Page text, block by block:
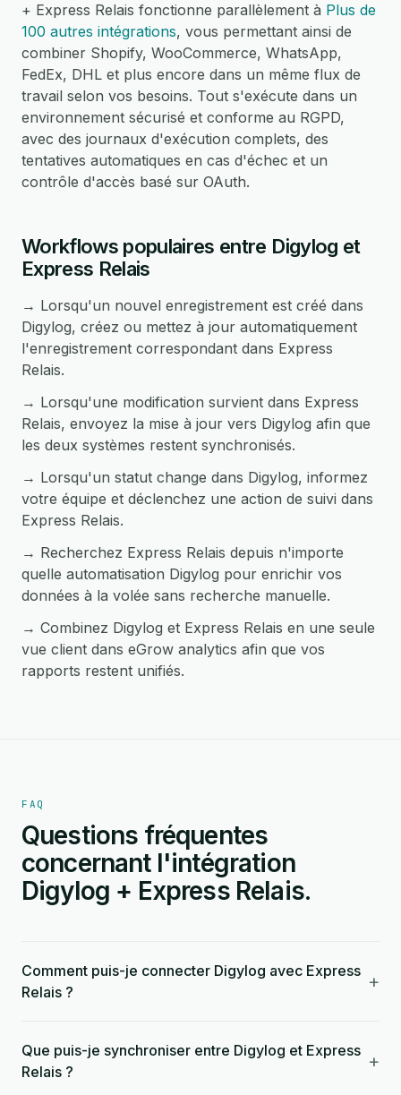
+ Express Relais fonctionne parallèlement à Plus de
100 autres intégrations, vous permettant ainsi de
combiner Shopify, WooCommerce, WhatsApp,
FedEx, DHL et plus encore dans un même flux de
travail selon vos besoins. Tout s'exécute dans un
environnement sécurisé et conforme au RGPD,
avec des journaux d'exécution complets, des
tentatives automatiques en cas d'échec et un
contrôle d'accès basé sur OAuth.
Workflows populaires entre Digylog et
Express Relais
→ Lorsqu'un nouvel enregistrement est créé dans
Digylog, créez ou mettez à jour automatiquement
l'enregistrement correspondant dans Express
Relais.
→ Lorsqu'une modification survient dans Express
Relais, envoyez la mise à jour vers Digylog afin que
les deux systèmes restent synchronisés.
→ Lorsqu'un statut change dans Digylog, informez
votre équipe et déclenchez une action de suivi dans
Express Relais.
→ Recherchez Express Relais depuis n'importe
quelle automatisation Digylog pour enrichir vos
données à la volée sans recherche manuelle.
→ Combinez Digylog et Express Relais en une seule
vue client dans eGrow analytics afin que vos
rapports restent unifiés.
FAQ
Questions fréquentes
concernant l'intégration
Digylog + Express Relais.
Comment puis-je connecter Digylog avec Express
Relais ?
+
Que puis-je synchroniser entre Digylog et Express
Relais ?
+